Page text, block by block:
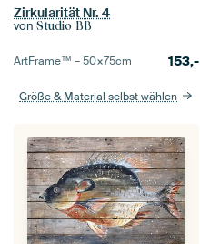
Zirkularität Nr. 4
von Studio BB
ArtFrame™ –50×75cm 153,-
Größe & Material selbst wählen